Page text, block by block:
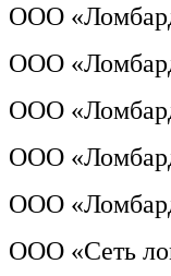
ООО
ООО
ООО
ООО
ООО
ООО «Сеть